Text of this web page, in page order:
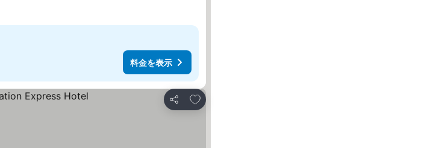
料金を表示
シェア
お気に入りに追加